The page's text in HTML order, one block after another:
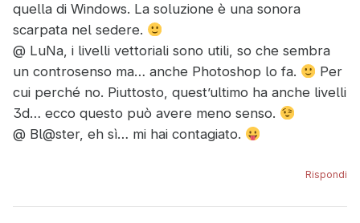
quella di Windows. La soluzione è una sonora
scarpata nel sedere.
@ LuNa, i livelli vettoriali sono utili, so che sembra
un controsenso ma… anche Photoshop lo fa.
Per
cui perché no. Piuttosto, quest’ultimo ha anche livelli
3d… ecco questo può avere meno senso.
@ Bl@ster, eh sì… mi hai contagiato.
Rispondi